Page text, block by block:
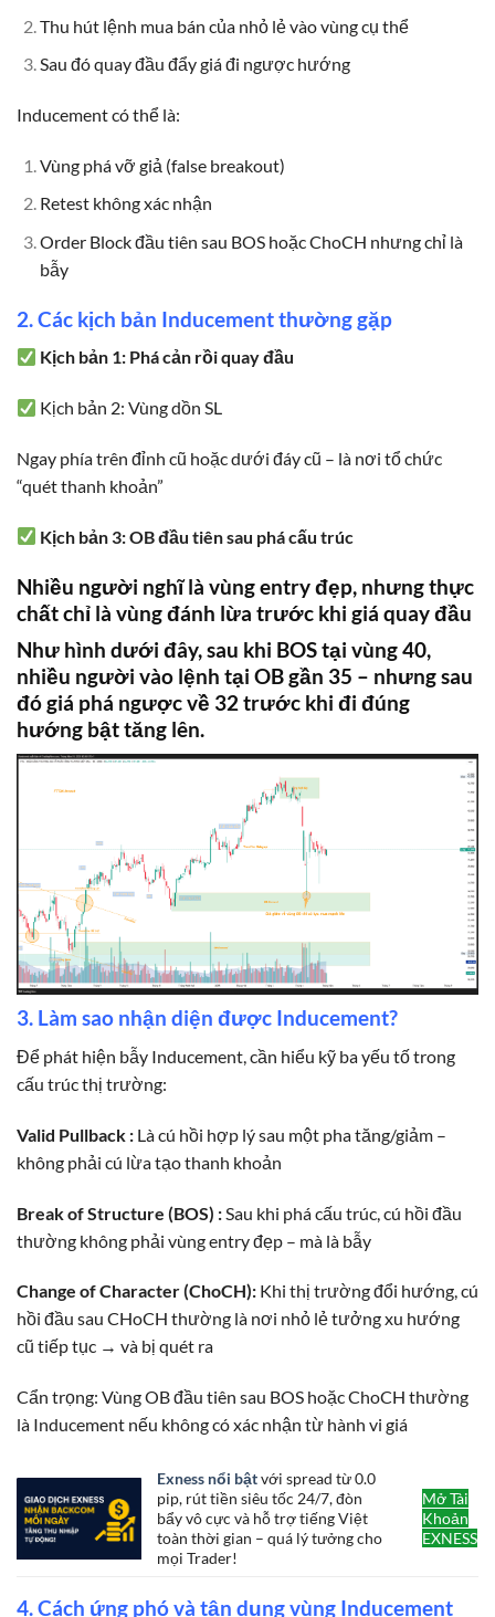
Thu hút lệnh mua bán của nhỏ lẻ vào vùng cụ thể
Sau đó quay đầu đẩy giá đi ngược hướng
Inducement có thể là:
Vùng phá vỡ giả (false breakout)
Retest không xác nhận
Order Block đầu tiên sau BOS hoặc ChoCH nhưng chỉ là
bẫy
2. Các kịch bản Inducement thường gặp
Kịch bản 1: Phá cản rồi quay đầu
Kịch bản 2: Vùng dồn SL
Ngay phía trên đỉnh cũ hoặc dưới đáy cũ – là nơi tổ chức
“quét thanh khoản”
Kịch bản 3: OB đầu tiên sau phá cấu trúc
Nhiều người nghĩ là vùng entry đẹp, nhưng thực
chất chỉ là vùng đánh lừa trước khi giá quay đầu
Như hình dưới đây, sau khi BOS tại vùng 40,
nhiều người vào lệnh tại OB gần 35 – nhưng sau
đó giá phá ngược về 32 trước khi đi đúng
hướng bật tăng lên.
3. Làm sao nhận diện được Inducement?
Để phát hiện bẫy Inducement, cần hiểu kỹ ba yếu tố trong
cấu trúc thị trường:
Valid Pullback : Là cú hồi hợp lý sau một pha tăng/giảm –
không phải cú lừa tạo thanh khoản
Break of Structure (BOS) : Sau khi phá cấu trúc, cú hồi đầu
thường không phải vùng entry đẹp – mà là bẫy
Change of Character (ChoCH): Khi thị trường đổi hướng, cú
hồi đầu sau CHoCH thường là nơi nhỏ lẻ tưởng xu hướng
cũ tiếp tục → và bị quét ra
Cẩn trọng: Vùng OB đầu tiên sau BOS hoặc ChoCH thường
là Inducement nếu không có xác nhận từ hành vi giá
Exness nổi bậtvới spread từ 0.0
pip, rút tiền siêu tốc 24/7, đòn
bẩy vô cực và hỗ trợ tiếng Việt
toàn thời gian – quá lý tưởng cho
mọi Trader!
Mở Tài
Khoản
EXNESS
4. Cách ứng phó và tận dụng vùng Inducement